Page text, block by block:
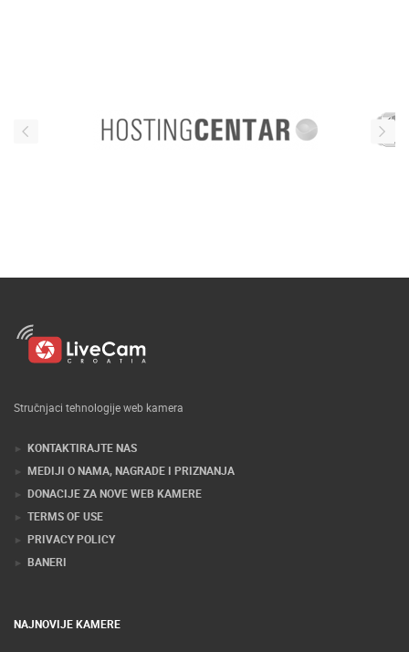
Stručnjaci tehnologije web kamera
KONTAKTIRAJTE NAS
MEDIJI O NAMA, NAGRADE I PRIZNANJA
DONACIJE ZA NOVE WEB KAMERE
TERMS OF USE
PRIVACY POLICY
BANERI
NAJNOVIJE KAMERE